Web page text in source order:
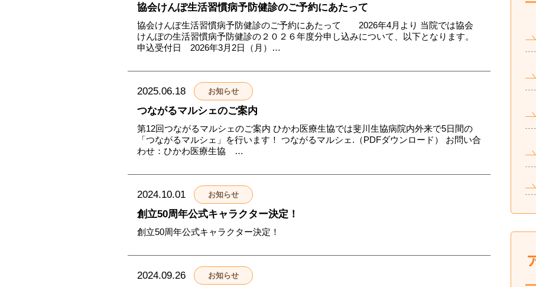
協会けんぽ生活習慣病予防健診のご予約にあたって
協会けんぽ生活習慣病予防健診のご予約にあたって 2026年4月より 当院では協会
けんぽの生活習慣病予防健診の２０２６年度分申し込みについて、以下となります。
申込受付日 2026年3月2日（月）…
2025.06.18 お知らせ
つながるマルシェのご案内
第12回つながるマルシェのご案内 ひかわ医療生協では斐川生協病院内外来で5日間の
「つながるマルシェ」を行います！ つながるマルシェ.（PDFダウンロード） お問い合
わせ：ひかわ医療生協 …
2024.10.01 お知らせ
創立50周年公式キャラクター決定！
創立50周年公式キャラクター決定！
2024.09.26 お知らせ